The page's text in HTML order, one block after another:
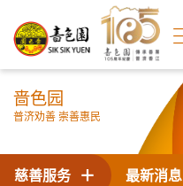
啬色园
普济劝善 崇善惠民
最新消息
慈善服务